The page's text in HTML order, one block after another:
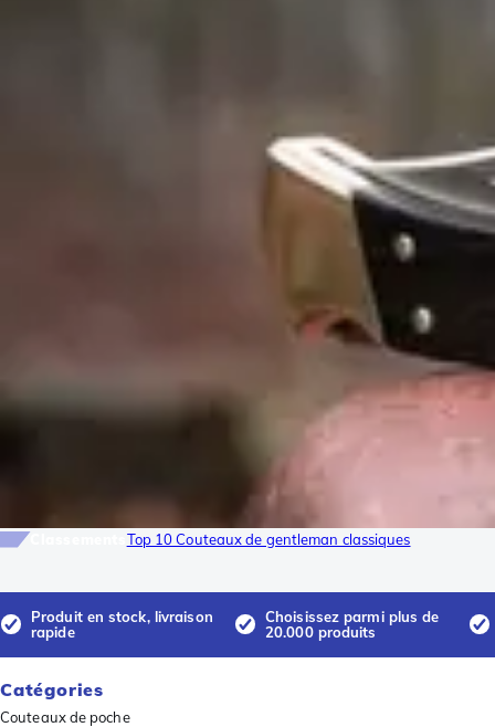
Top 10 Couteaux de gentleman classiques
Produit en stock, livraison
rapide
Choisissez parmi plus de
20.000 produits
Catégories
Couteaux de poche